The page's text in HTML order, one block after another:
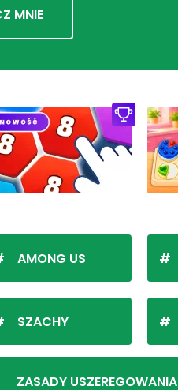
MNIE
AMONG US
SZACHY
ZASADY USZEREGOWANIA